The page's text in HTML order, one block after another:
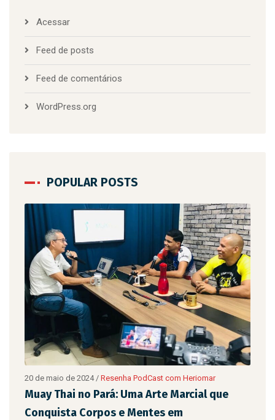
Acessar
Feed de posts
Feed de comentários
WordPress.org
POPULAR POSTS
20 de maio de 2024/ Resenha PodCast com Heriomar
Muay Thai no Pará: Uma Arte Marcial que
Conquista Corpos e Mentes em